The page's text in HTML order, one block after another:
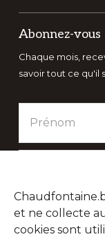
et ne collecte
cookies sont
Abonnez-
Chaque mois,
savoir tout ce qu'il